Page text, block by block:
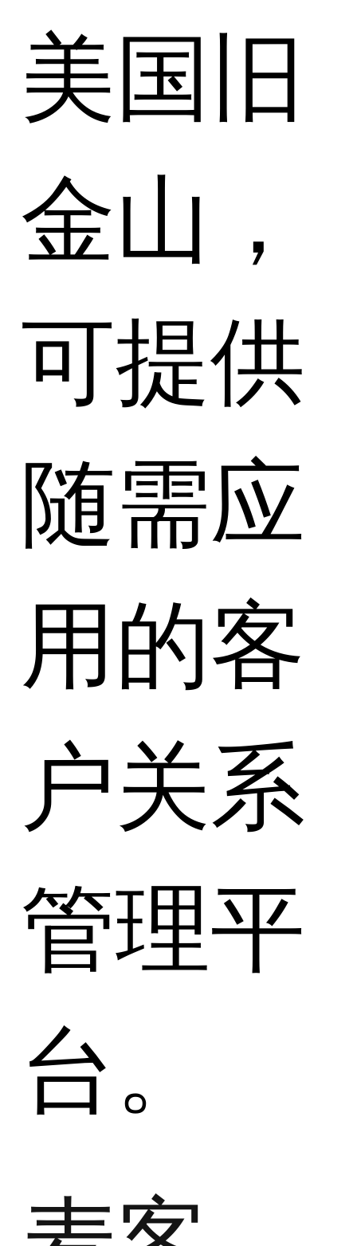
美国旧
金山，
可提供
随需应
用的客
户关系
管理平
台。